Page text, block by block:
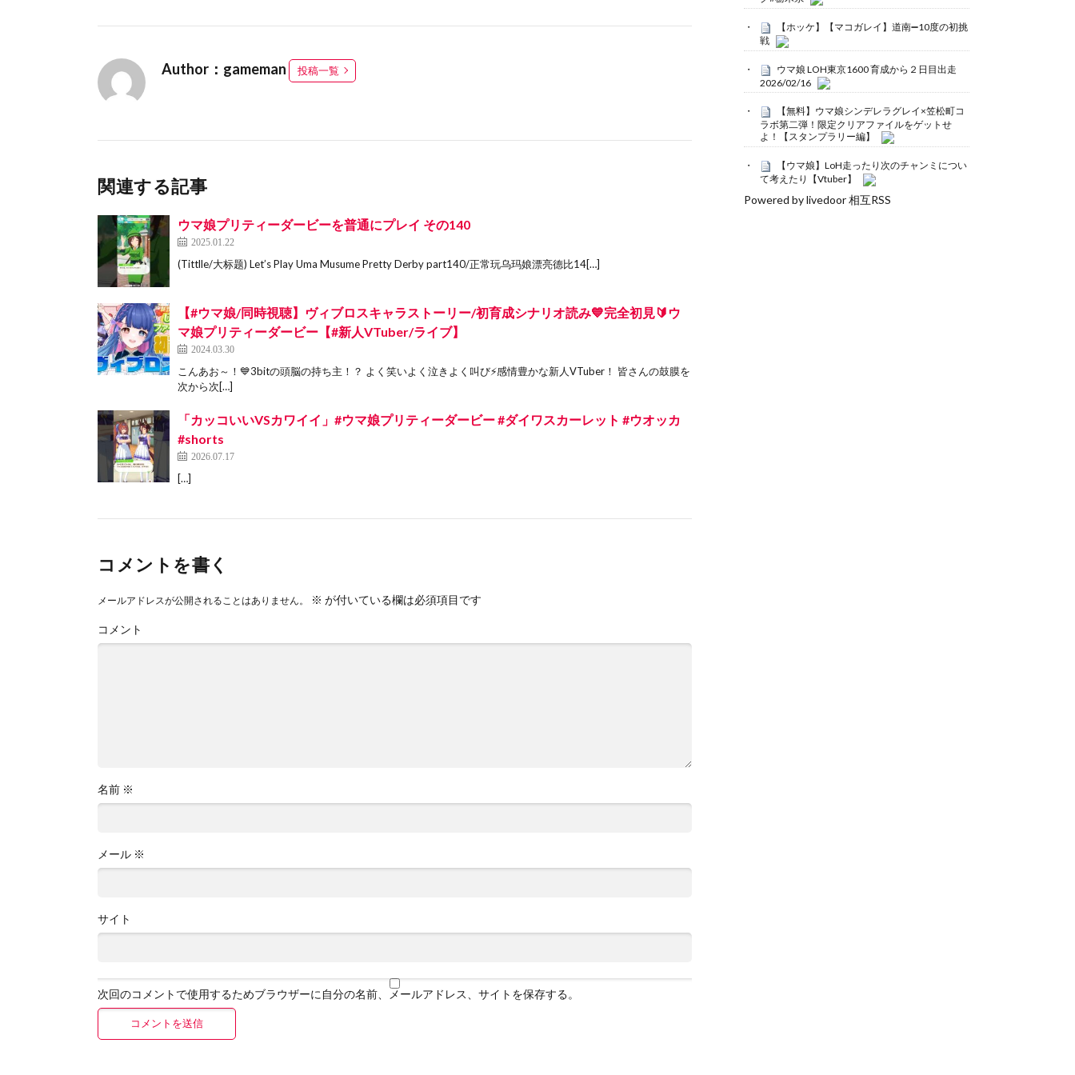
Author：gameman 投稿一覧
関連する記事
ウマ娘プリティーダービーを普通にプレイ その140
2025.01.22
(Tittlle/大标题) Let’s Play Uma Musume Pretty Derby part140/正常玩乌玛娘漂亮德比14[…]
【#ウマ娘/同時視聴】ヴィブロスキャラストーリー/初育成シナリオ読み💙完全初見🔰ウ
マ娘プリティーダービー【#新人VTuber/ライブ】
2024.03.30
こんあお～！💙3bitの頭脳の持ち主！？ よく笑いよく泣きよく叫び⚡感情豊かな新人VTuber！ 皆さんの鼓膜を
次から次[…]
「カッコいいVSカワイイ」#ウマ娘プリティーダービー #ダイワスカーレット #ウオッカ
#shorts
2026.07.17
[…]
コメントを書く
メールアドレスが公開されることはありません。 ※ が付いている欄は必須項目です
コメント
名前 ※
メール ※
サイト
次回のコメントで使用するためブラウザーに自分の名前、メールアドレス、サイトを保存する。
【ホッケ】【マコガレイ】道南➖10度の初挑
戦
ウマ娘 LOH東京1600 育成から２日目出走
2026/02/16
【無料】ウマ娘シンデレラグレイ×笠松町コ
ラボ第二弾！限定クリアファイルをゲットせ
よ！【スタンプラリー編】
【ウマ娘】LoH走ったり次のチャンミについ
て考えたり【Vtuber】
Powered by livedoor 相互RSS